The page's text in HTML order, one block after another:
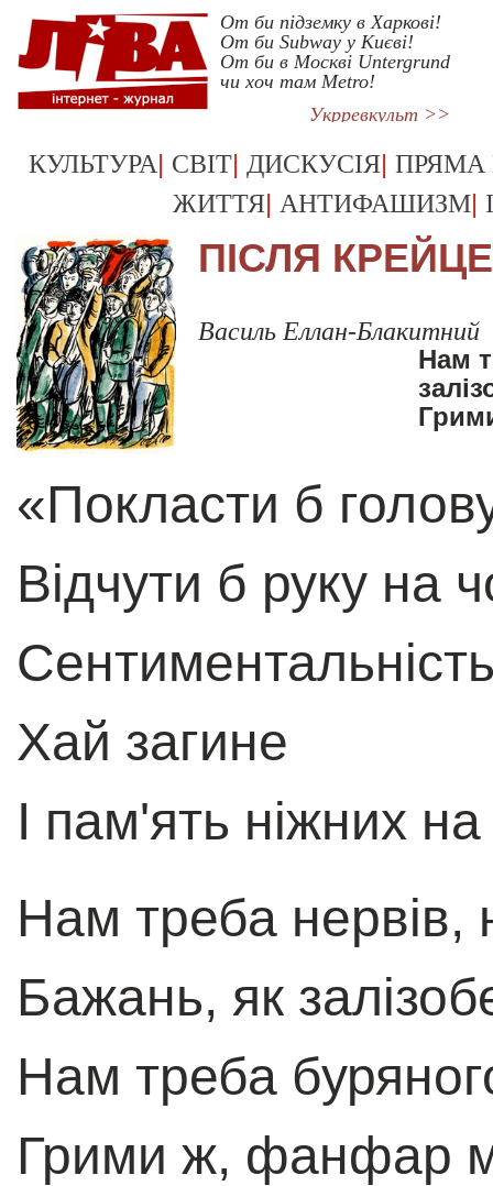
От би підземку в Харкові!
От би Subway у Києві!
От би в Москві Untergrund
чи хоч там Metro!
Укрревкульт >>
КУЛЬТУРА| СВІТ| ДИСКУСІЯ| ПРЯМА
ЖИТТЯ| АНТИФАШИЗМ|
ПІСЛЯ
Василь Еллан-Блакитний
Нам
«Покласти б
Відчути б руку на
Хай загине
І пам'ять ніжних
Нам треба нервів,
Бажань, як
Нам треба
Грими ж, фанфар